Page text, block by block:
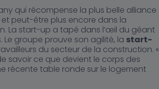
qui récompense la plus belle alliance
peut-être plus encore dans la
La start-up a tapé dans l’œil du géant
groupe prouve son agilité, la start-
du secteur de la construction. «
savoir ce que devient le corps des
récente table ronde sur le logement